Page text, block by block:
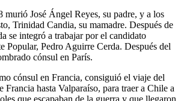
murió José Ángel Reyes, su padre, y a los
Trinidad Candia, su mamadre. Después de
se integró a trabajar por el candidato
Popular, Pedro Aguirre Cerda. Después del
cónsul en París.
cónsul en Francia, consiguió el viaje del
Francia hasta Valparaíso, para traer a Chile a
que escapaban de la guerra y que llegaron